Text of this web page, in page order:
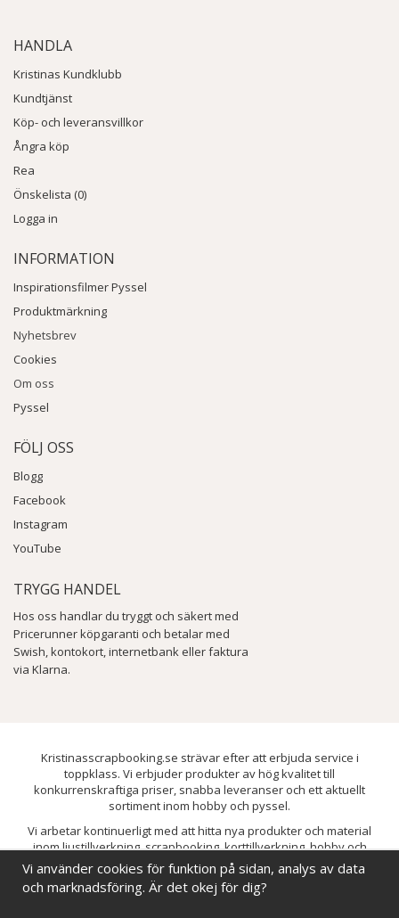
HANDLA
Kristinas Kundklubb
Kundtjänst
Köp- och leveransvillkor
Ångra köp
Rea
Önskelista (0)
Logga in
INFORMATION
Inspirationsfilmer Pyssel
Produktmärkning
Nyhetsbrev
Cookies
Om oss
Pyssel
FÖLJ OSS
Blogg
Facebook
Instagram
YouTube
TRYGG HANDEL
Hos oss handlar du tryggt och säkert med
Pricerunner köpgaranti och betalar med
Swish, kontokort, internetbank eller faktura
via Klarna.
Kristinasscrapbooking.se strävar efter att erbjuda service i
toppklass. Vi erbjuder produkter av hög kvalitet till
konkurrenskraftiga priser, snabba leveranser och ett aktuellt
sortiment inom hobby och pyssel.
Vi arbetar kontinuerligt med att hitta nya produkter och material
inom ljustillverkning, scrapbooking, korttillverkning, hobby och
pyssel. Målet är att bredda sortimentet och löpande förbättra och
utveckla vårt utbud, så att du alltid kan hitta det du behöver hos oss.
Vi använder cookies för funktion på sidan, analys av data
och marknadsföring. Är det okej för dig?